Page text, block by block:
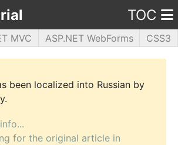
TOC
MVC ASP.NET WebForms
CSS3
jQuery PHP5 WPF
been localized into Russian by
for the original article in